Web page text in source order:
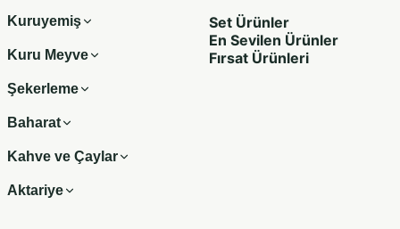
Kuruyemiş
Kuru Meyve
Şekerleme
Baharat
Kahve ve Çaylar
Aktariye
Set Ürünler
En Sevilen Ürünler
Fırsat Ürünleri